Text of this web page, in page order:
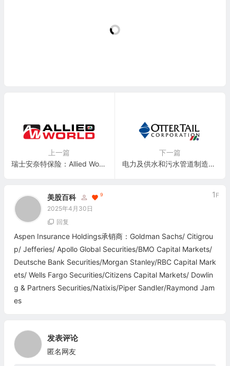
上一篇
瑞士安奈特保险：Allied World Assurance Company(AWH)
下一篇
电力及供水和污水管道制造商：奥特泰尔公司 Otter Tail Corporation(OTTR)
美股百科 9
2025年4月30日
1 F
回复
Aspen Insurance Holdings承销商：Goldman Sachs/ Citigrou
p/ Jefferies/ Apollo Global Securities/BMO Capital Markets/
Deutsche Bank Securities/Morgan Stanley/RBC Capital Mark
ets/ Wells Fargo Securities/Citizens Capital Markets/ Dowlin
g & Partners Securities/Natixis/Piper Sandler/Raymond Jam
es
发表评论
匿名网友